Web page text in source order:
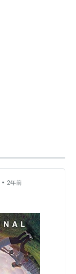
• 2年前